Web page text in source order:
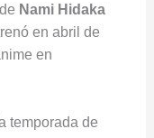
Nami Hidaka
en abril de
en